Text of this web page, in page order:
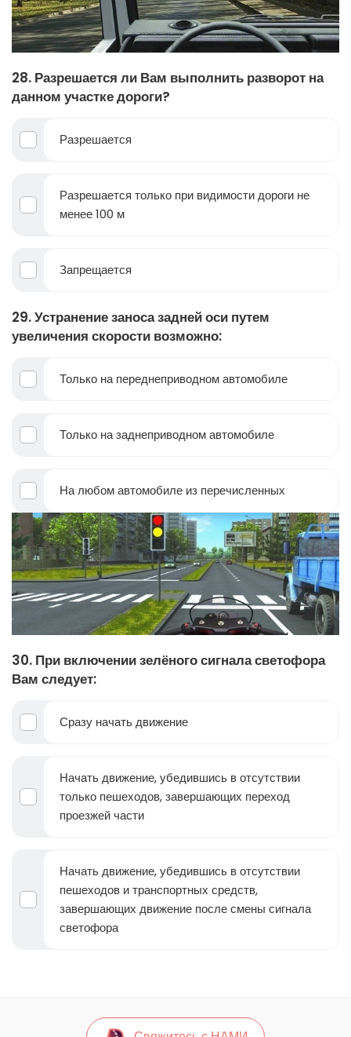
28. Разрешается ли Вам выполнить разворот на
данном участке дороги?
Разрешается
Разрешается только при видимости дороги не
менее 100 м
Запрещается
29. Устранение заноса задней оси путем
увеличения скорости возможно:
Только на переднеприводном автомобиле
Только на заднеприводном автомобиле
На любом автомобиле из перечисленных
30. При включении зелёного сигнала светофора
Вам следует:
Сразу начать движение
Начать движение, убедившись в отсутствии
только пешеходов, завершающих переход
проезжей части
Начать движение, убедившись в отсутствии
пешеходов и транспортных средств,
завершающих движение после смены сигнала
светофора